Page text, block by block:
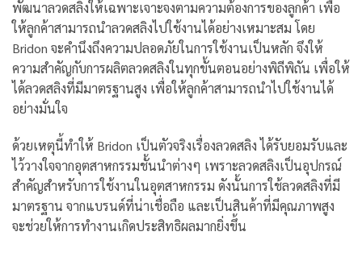
พัฒนาลวดสลิงให้เฉพาะเจาะจงตามความต้องการของลูกค้า เพื่อ
ให้ลูกค้าสามารถนำลวดสลิงไปใช้งานได้อย่างเหมาะสม โดย
Bridon จะคำนึงถึงความปลอดภัยในการใช้งานเป็นหลัก จึงให้
ความสำคัญกับการผลิตลวดสลิงในทุกขั้นตอนอย่างพิถีพิถัน เพื่อให้
ได้ลวดสลิงที่มีมาตรฐานสูง เพื่อให้ลูกค้าสามารถนำไปใช้งานได้
อย่างมั่นใจ
ด้วยเหตุนี้ทำให้ Bridon เป็นตัวจริงเรื่องลวดสลิง ได้รับยอมรับและ
ไว้วางใจจากอุตสาหกรรมชั้นนำต่างๆ เพราะลวดสลิงเป็นอุปกรณ์
สำคัญสำหรับการใช้งานในอุตสาหกรรม ดังนั้นการใช้ลวดสลิงที่มี
มาตรฐาน จากแบรนด์ที่น่าเชื่อถือ และเป็นสินค้าที่มีคุณภาพสูง
จะช่วยให้การทำงานเกิดประสิทธิผลมากยิ่งขึ้น